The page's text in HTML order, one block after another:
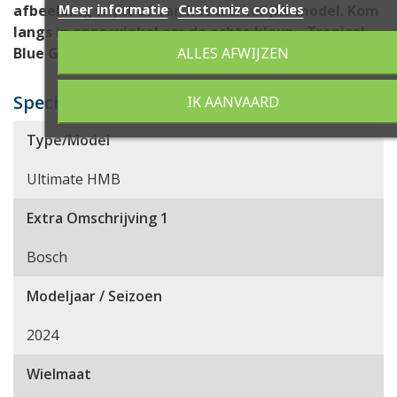
afbeelding wijkt af van het werkelijke model. Kom
langs in onze winkel om de echte kleur – Tropical
Blue Glans – in het echt te bewonderen!
Specificaties
Type/Model
Ultimate HMB
Extra Omschrijving 1
Bosch
Modeljaar / Seizoen
2024
Wielmaat
Meer informatie Customize cookies
ALLES AFWIJZEN
IK AANVAARD